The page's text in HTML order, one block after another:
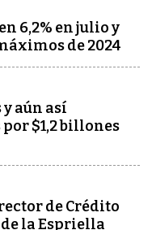
6,2% en julio y
de 2024
aún así
$1,2 billones
de Crédito
la Espriella